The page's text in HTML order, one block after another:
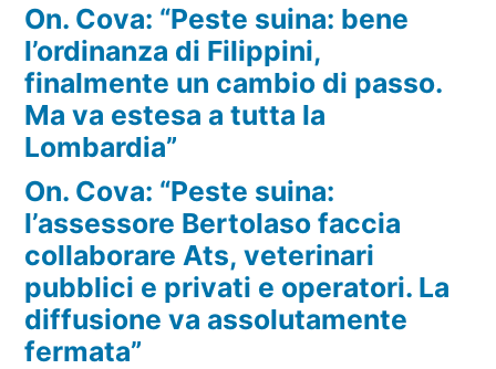
On. Cova: “Peste suina: bene
l’ordinanza di Filippini,
finalmente un cambio di passo.
Ma va estesa a tutta la
Lombardia”
On. Cova: “Peste suina:
l’assessore Bertolaso faccia
collaborare Ats, veterinari
pubblici e privati e operatori. La
diffusione va assolutamente
fermata”